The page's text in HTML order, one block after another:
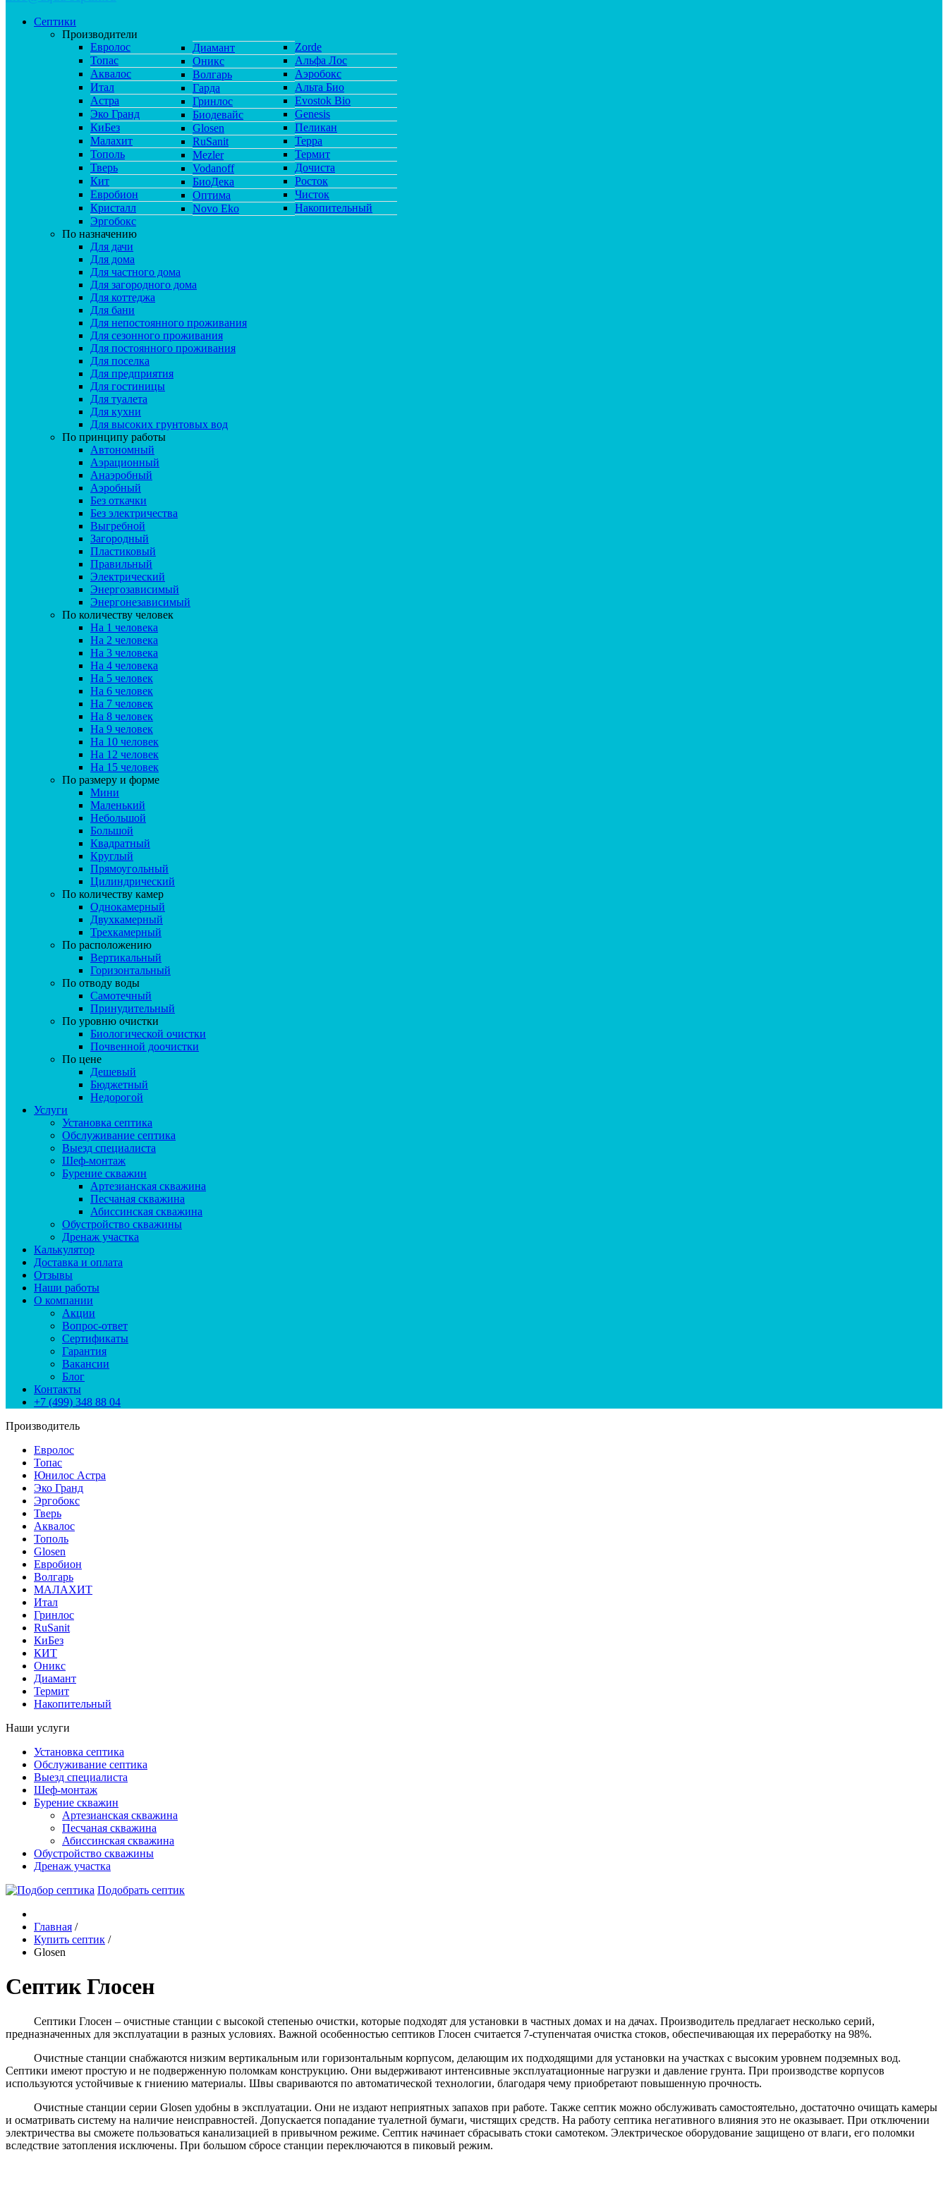
Септики
Производители
Евролос
Топас
Аквалос
Итал
Астра
Эко Гранд
КиБез
Малахит
Тополь
Тверь
Кит
Евробион
Кристалл
Эргобокс
Диамант
Оникс
Волгарь
Гарда
Гринлос
Биодевайс
Glosen
RuSanit
Mezler
Vodanoff
БиоДека
Оптима
Novo Eko
Zorde
Альфа Лос
Аэробокс
Альта Био
Evostok Bio
Genesis
Пеликан
Терра
Термит
Дочиста
Росток
Чисток
Накопительный
По назначению
Для дачи
Для дома
Для частного дома
Для загородного дома
Для коттеджа
Для бани
Для непостоянного проживания
Для сезонного проживания
Для постоянного проживания
Для поселка
Для предприятия
Для гостиницы
Для туалета
Для кухни
Для высоких грунтовых вод
По принципу работы
Автономный
Аэрационный
Анаэробный
Аэробный
Без откачки
Без электричества
Выгребной
Загородный
Пластиковый
Правильный
Электрический
Энергозависимый
Энергонезависимый
По количеству человек
На 1 человека
На 2 человека
На 3 человека
На 4 человека
На 5 человек
На 6 человек
На 7 человек
На 8 человек
На 9 человек
На 10 человек
На 12 человек
На 15 человек
По размеру и форме
Мини
Маленький
Небольшой
Большой
Квадратный
Круглый
Прямоугольный
Цилиндрический
По количеству камер
Однокамерный
Двухкамерный
Трехкамерный
По расположению
Вертикальный
Горизонтальный
По отводу воды
Самотечный
Принудительный
По уровню очистки
Биологической очистки
Почвенной доочистки
По цене
Дешевый
Бюджетный
Недорогой
Услуги
Установка септика
Обслуживание септика
Выезд специалиста
Шеф-монтаж
Бурение скважин
Артезианская скважина
Песчаная скважина
Абиссинская скважина
Обустройство скважины
Дренаж участка
Калькулятор
Доставка и оплата
Отзывы
Наши работы
О компании
Акции
Вопрос-ответ
Сертификаты
Гарантия
Вакансии
Блог
Контакты
+7 (499) 348 88 04
Производитель
Евролос
Топас
Юнилос Астра
Эко Гранд
Эргобокс
Тверь
Аквалос
Тополь
Glosen
Евробион
Волгарь
МАЛАХИТ
Итал
Гринлос
RuSanit
КиБез
КИТ
Оникс
Диамант
Термит
Накопительный
Наши услуги
Установка септика
Обслуживание септика
Выезд специалиста
Шеф-монтаж
Бурение скважин
Артезианская скважина
Песчаная скважина
Абиссинская скважина
Обустройство скважины
Дренаж участка
Подобрать септик
Главная /
Купить септик /
Glosen
Септик Глосен
Септики Глосен – очистные станции с высокой степенью очистки, которые подходят для установки в частных домах и на дачах. Производитель предлагает несколько серий,
предназначенных для эксплуатации в разных условиях. Важной особенностью септиков Глосен считается 7-ступенчатая очистка стоков, обеспечивающая их переработку на 98%.
Очистные станции снабжаются низким вертикальным или горизонтальным корпусом, делающим их подходящими для установки на участках с высоким уровнем подземных вод.
Септики имеют простую и не подверженную поломкам конструкцию. Они выдерживают интенсивные эксплуатационные нагрузки и давление грунта. При производстве корпусов
используются устойчивые к гниению материалы. Швы свариваются по автоматической технологии, благодаря чему приобретают повышенную прочность.
Очистные станции серии Glosen удобны в эксплуатации. Они не издают неприятных запахов при работе. Также септик можно обслуживать самостоятельно, достаточно очищать камеры
и осматривать систему на наличие неисправностей. Допускается попадание туалетной бумаги, чистящих средств. На работу септика негативного влияния это не оказывает. При отключении
электричества вы сможете пользоваться канализацией в привычном режиме. Септик начинает сбрасывать стоки самотеком. Электрическое оборудование защищено от влаги, его поломки
вследствие затопления исключены. При большом сбросе станции переключаются в пиковый режим.